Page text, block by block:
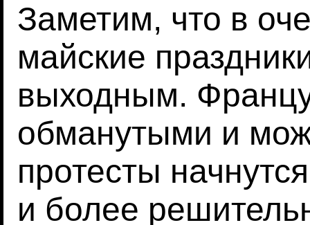
Заметим, что в
майские
выходным.
обманутыми и
протесты
и более